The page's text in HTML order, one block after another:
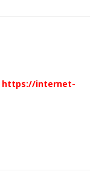
https://internet-